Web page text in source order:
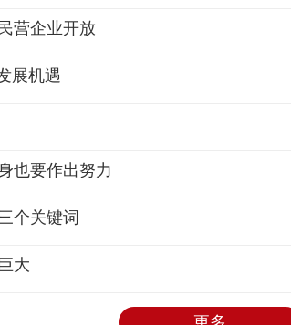
营企业开放
展机遇
也要作出努力
个关键词
大